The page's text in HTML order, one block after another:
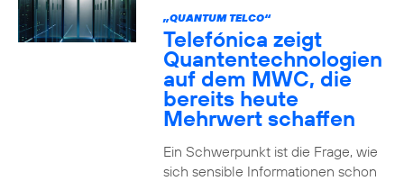
„QUANTUM TELCO“
Telefónica zeigt
Quanten­technologien
auf dem MWC, die
bereits heute
Mehrwert schaffen
Ein Schwerpunkt ist die Frage, wie
sich sensible Informationen schon